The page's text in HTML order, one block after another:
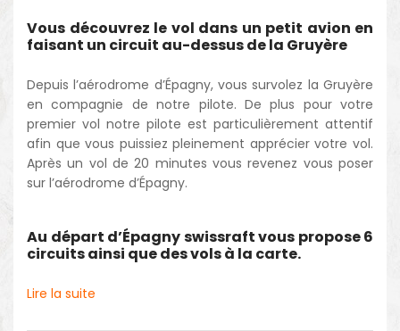
Vous découvrez le vol dans un petit avion en
faisant un circuit au-dessus de la Gruyère
Depuis l’aérodrome d’Épagny, vous survolez la Gruyère
en compagnie de notre pilote. De plus pour votre
premier vol notre pilote est particulièrement attentif
afin que vous puissiez pleinement apprécier votre vol.
Après un vol de 20 minutes vous revenez vous poser
sur l’aérodrome d’Épagny.
Au départ d’Épagny swissraft vous propose 6
circuits ainsi que des vols à la carte.
Lire la suite